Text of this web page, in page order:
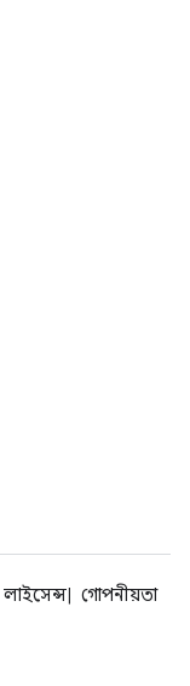
লাইসেন্স
গোপনীয়তা